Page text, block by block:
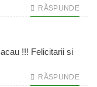
RĂSPUNDE
!!! Felicitarii si
RĂSPUNDE